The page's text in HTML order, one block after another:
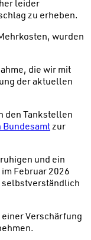
leider
zu erheben.
wurden
die wir mit
der aktuellen
den Tankstellen
zur
und ein
Februar 2026
Verschärfung